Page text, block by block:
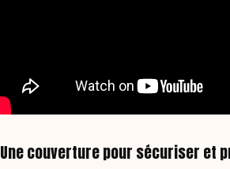
Une couverture pour sécuriser et